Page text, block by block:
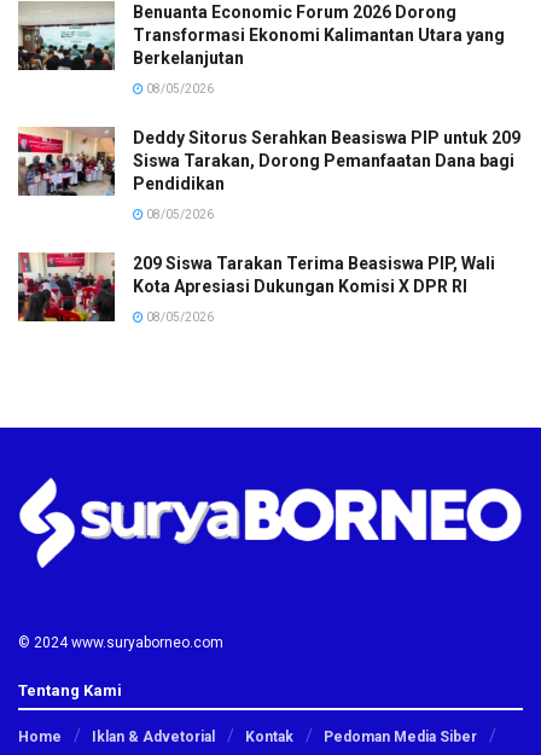
Benuanta Economic Forum 2026 Dorong
Transformasi Ekonomi Kalimantan Utara yang
Berkelanjutan
08/05/2026
Deddy Sitorus Serahkan Beasiswa PIP untuk 209
Siswa Tarakan, Dorong Pemanfaatan Dana bagi
Pendidikan
08/05/2026
209 Siswa Tarakan Terima Beasiswa PIP, Wali
Kota Apresiasi Dukungan Komisi X DPR RI
08/05/2026
© 2024 www.suryaborneo.com
Tentang Kami
Home Iklan & Advetorial Kontak Pedoman Media Siber